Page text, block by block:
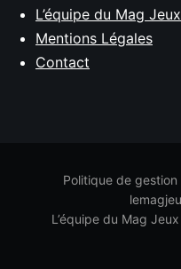
L’équipe du Mag
Mentions Légales
Contact
Politique de
L’équipe du Mag